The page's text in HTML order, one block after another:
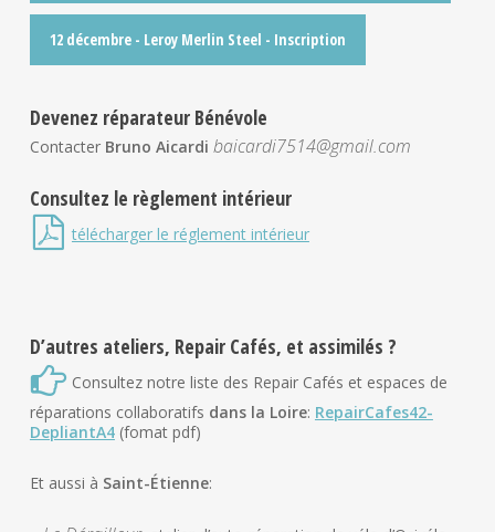
12 décembre - Leroy Merlin Steel - Inscription
Devenez réparateur Bénévole
Contacter Bruno Aicardi baicardi7514@gmail.com
Consultez le règlement intérieur
télécharger le réglement intérieur
D’autres ateliers, Repair Cafés, et assimilés ?
Consultez notre liste des Repair Cafés et espaces de
réparations collaboratifs dans la Loire: RepairCafes42-
DepliantA4(fomat pdf)
Et aussi à Saint-Étienne: